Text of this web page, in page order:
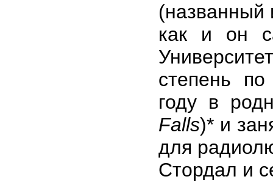
как и он
степень
году в
Falls)* и
для
Стордал и